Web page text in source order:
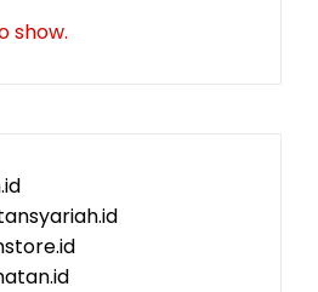
show.